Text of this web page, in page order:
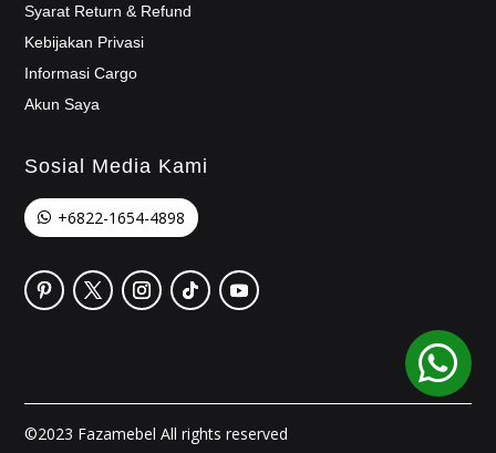
Syarat Return & Refund
Kebijakan Privasi
Informasi Cargo
Akun Saya
Sosial Media Kami
+6822-1654-4898

©2023 Fazamebel All rights reserved